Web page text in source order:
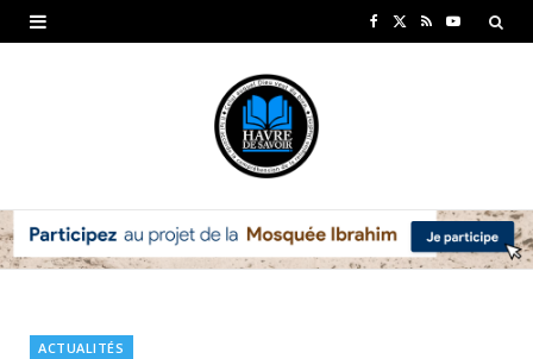
o
R Y
b
ACTUALITÉS